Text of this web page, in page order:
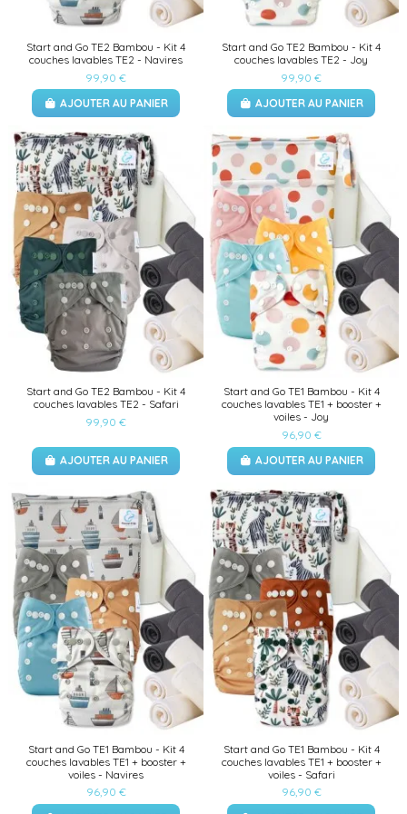
Start and Go TE2 Bambou - Kit 4
couches lavables TE2 - Navires
99,90 €
AJOUTER AU PANIER
Start and Go TE2 Bambou - Kit 4
couches lavables TE2 - Joy
99,90 €
AJOUTER AU PANIER
Start and Go TE2 Bambou - Kit 4
couches lavables TE2 - Safari
99,90 €
AJOUTER AU PANIER
Start and Go TE1 Bambou - Kit 4
couches lavables TE1 + booster +
voiles - Joy
96,90 €
AJOUTER AU PANIER
Start and Go TE1 Bambou - Kit 4
couches lavables TE1 + booster +
voiles - Navires
96,90 €
Start and Go TE1 Bambou - Kit 4
couches lavables TE1 + booster +
voiles - Safari
96,90 €